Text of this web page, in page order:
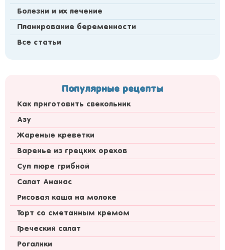
Болезни и их лечение
Планирование беременности
Все статьи
Популярные рецепты
Как приготовить свекольник
Азу
Жареные креветки
Варенье из грецких орехов
Суп пюре грибной
Салат Ананас
Рисовая каша на молоке
Торт со сметанным кремом
Греческий салат
Рогалики